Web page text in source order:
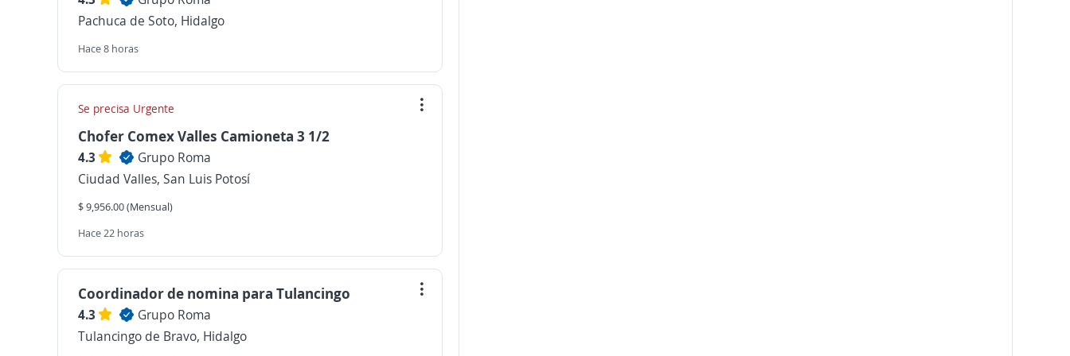
Pachuca de Soto, Hidalgo
Hace 8 horas
Se precisa Urgente
Chofer Comex Valles Camioneta 3 1/2
4.3
Grupo Roma
Ciudad Valles, San Luis Potosí
$ 9,956.00 (Mensual)
Hace 22 horas
Coordinador de nomina para Tulancingo
4.3
Grupo Roma
Tulancingo de Bravo, Hidalgo